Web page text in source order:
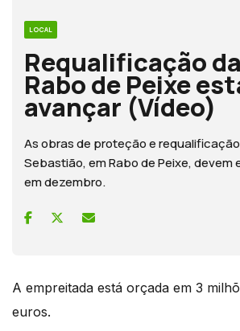
LOCAL
Requalificação
Rabo de Peixe
avançar (Vídeo)
As obras de proteção e
Sebastião, em Rabo de Peixe, devem
em dezembro.
A empreitada está orçada em 3
euros.